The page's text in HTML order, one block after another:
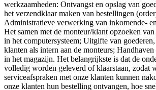
werkzaamheden: Ontvangst en opslag van
het verzendklaar maken van bestellingen
Administratieve verwerking van inkomende-
Het samen met de monteur/klant opzoeken
in het computersysteem; Uitgifte van
klanten als intern aan de monteurs;
in het magazijn. Het belangrijkste is dat de
volledig worden geleverd of klaarstaan, zodat
serviceafspraken met onze klanten kunnen
onze klanten hun bestelling ontvangen, hoe